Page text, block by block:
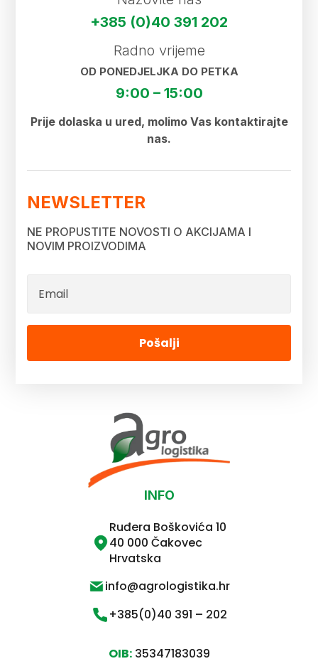
+385 (0)40 391 202
Radno vrijeme
OD PONEDJELJKA DO PETKA
9:00 – 15:00
Prije dolaska u ured, molimo Vas kontaktirajte
nas.
NEWSLETTER
NE PROPUSTITE NOVOSTI O AKCIJAMA I
NOVIM PROIZVODIMA
Pošalji
INFO
Ruđera Boškovića 10
40 000 Čakovec
Hrvatska
info@agrologistika.hr
+385(0)40 391 – 202
OIB:35347183039